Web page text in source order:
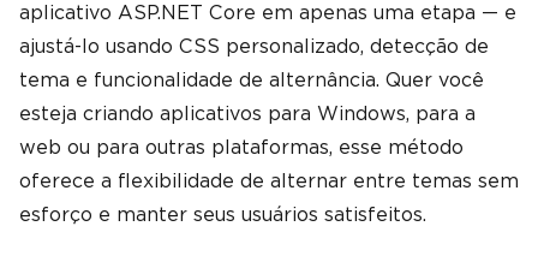
aplicativo ASP.NET Core em apenas uma etapa — e
ajustá-lo usando CSS personalizado, detecção de
tema e funcionalidade de alternância. Quer você
esteja criando aplicativos para Windows, para a
web ou para outras plataformas, esse método
oferece a flexibilidade de alternar entre temas sem
esforço e manter seus usuários satisfeitos.